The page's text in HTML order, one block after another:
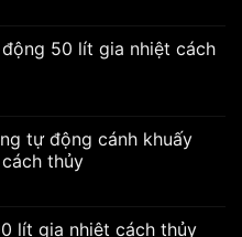
50 lít gia nhiệt cách
tự động cánh khuấy
thủy
lít gia nhiệt cách thủy